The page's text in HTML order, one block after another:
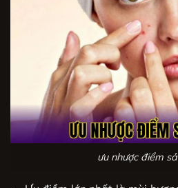
ưu nhược điểm